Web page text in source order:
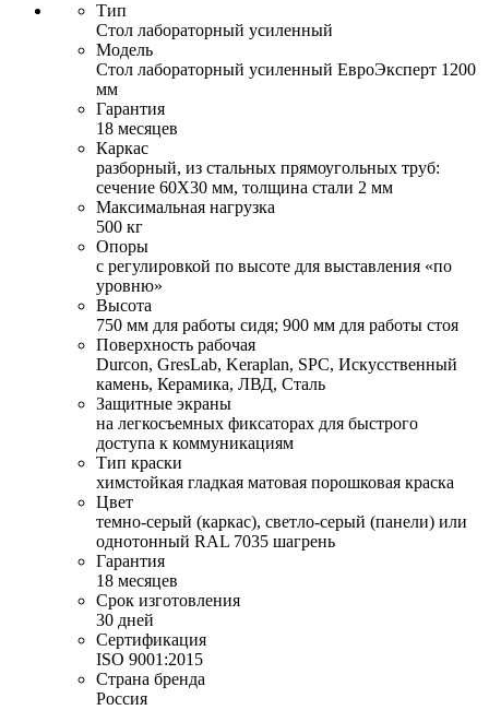
Тип
Стол лабораторный усиленный
Модель
Стол лабораторный усиленный ЕвроЭксперт 1200
мм
Гарантия
18 месяцев
Каркас
разборный, из стальных прямоугольных труб:
сечение 60Х30 мм, толщина стали 2 мм
Максимальная нагрузка
500 кг
Опоры
с регулировкой по высоте для выставления «по
уровню»
Высота
750 мм для работы сидя; 900 мм для работы стоя
Поверхность рабочая
Durcon, GresLab, Keraplan, SPC, Искусственный
камень, Керамика, ЛВД, Сталь
Защитные экраны
на легкосъемных фиксаторах для быстрого
доступа к коммуникациям
Тип краски
химстойкая гладкая матовая порошковая краска
Цвет
темно-серый (каркас), светло-серый (панели) или
однотонный RAL 7035 шагрень
Гарантия
18 месяцев
Срок изготовления
30 дней
Сертификация
ISO 9001:2015
Страна бренда
Россия